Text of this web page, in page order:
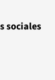
sociales